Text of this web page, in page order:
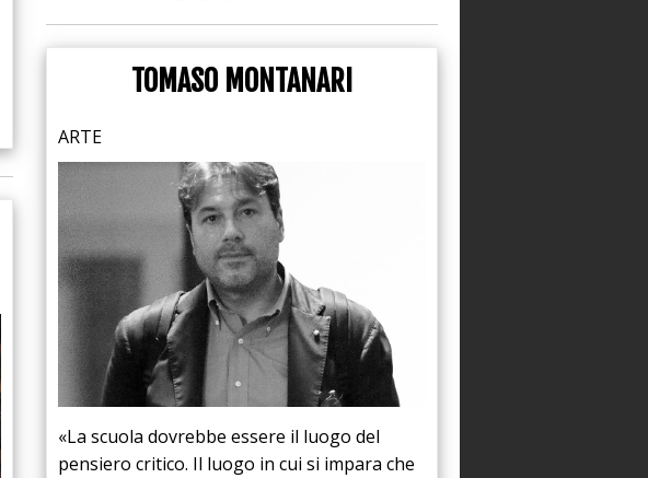
TOMASO MONTANARI
ARTE
«La scuola dovrebbe essere il luogo del
pensiero critico. Il luogo in cui si impara che